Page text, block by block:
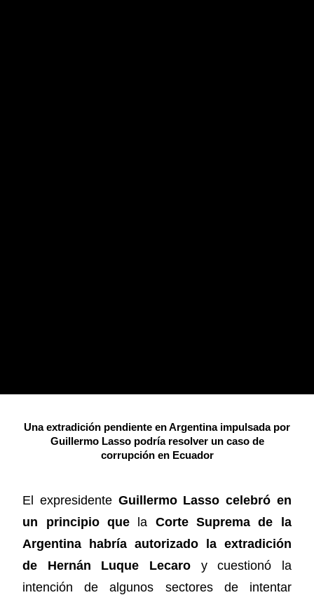
Una extradición pendiente en Argentina impulsada por
Guillermo Lasso podría resolver un caso de
corrupción en Ecuador
El expresidente Guillermo Lasso celebró en
un principio que la Corte Suprema de la
Argentina habría autorizado la extradición
de Hernán Luque Lecaro y cuestionó la
intención de algunos sectores de intentar